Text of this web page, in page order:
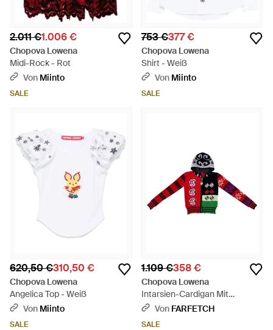
2.011 €1.006 €
Chopova Lowena
Midi-Rock - Rot
Von Miinto
SALE
753 €377 €
Chopova Lowena
Shirt - Weiß
Von Miinto
SALE
620,50 €310,50 €
Chopova Lowena
Angelica Top - Weiß
Von Miinto
SALE
1.109 €358 €
Chopova Lowena
Intarsien-Cardigan Mit
Blumenmotiv - Rot
Von FARFETCH
SALE